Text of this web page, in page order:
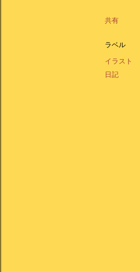
共有
ラベル
イラスト
日記